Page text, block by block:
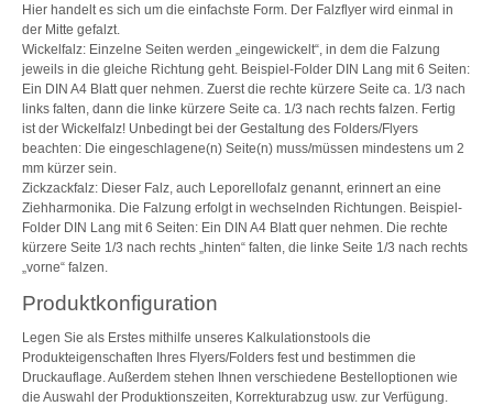
Hier handelt es sich um die einfachste Form. Der Falzflyer wird einmal in
der Mitte gefalzt.
Wickelfalz: Einzelne Seiten werden „eingewickelt“, in dem die Falzung
jeweils in die gleiche Richtung geht. Beispiel-Folder DIN Lang mit 6 Seiten:
Ein DIN A4 Blatt quer nehmen. Zuerst die rechte kürzere Seite ca. 1/3 nach
links falten, dann die linke kürzere Seite ca. 1/3 nach rechts falzen. Fertig
ist der Wickelfalz! Unbedingt bei der Gestaltung des Folders/Flyers
beachten: Die eingeschlagene(n) Seite(n) muss/müssen mindestens um 2
mm kürzer sein.
Zickzackfalz: Dieser Falz, auch Leporellofalz genannt, erinnert an eine
Ziehharmonika. Die Falzung erfolgt in wechselnden Richtungen. Beispiel-
Folder DIN Lang mit 6 Seiten: Ein DIN A4 Blatt quer nehmen. Die rechte
kürzere Seite 1/3 nach rechts „hinten“ falten, die linke Seite 1/3 nach rechts
„vorne“ falzen.
Produktkonfiguration
Legen Sie als Erstes mithilfe unseres Kalkulationstools die
Produkteigenschaften Ihres Flyers/Folders fest und bestimmen die
Druckauflage. Außerdem stehen Ihnen verschiedene Bestelloptionen wie
die Auswahl der Produktionszeiten, Korrekturabzug usw. zur Verfügung.